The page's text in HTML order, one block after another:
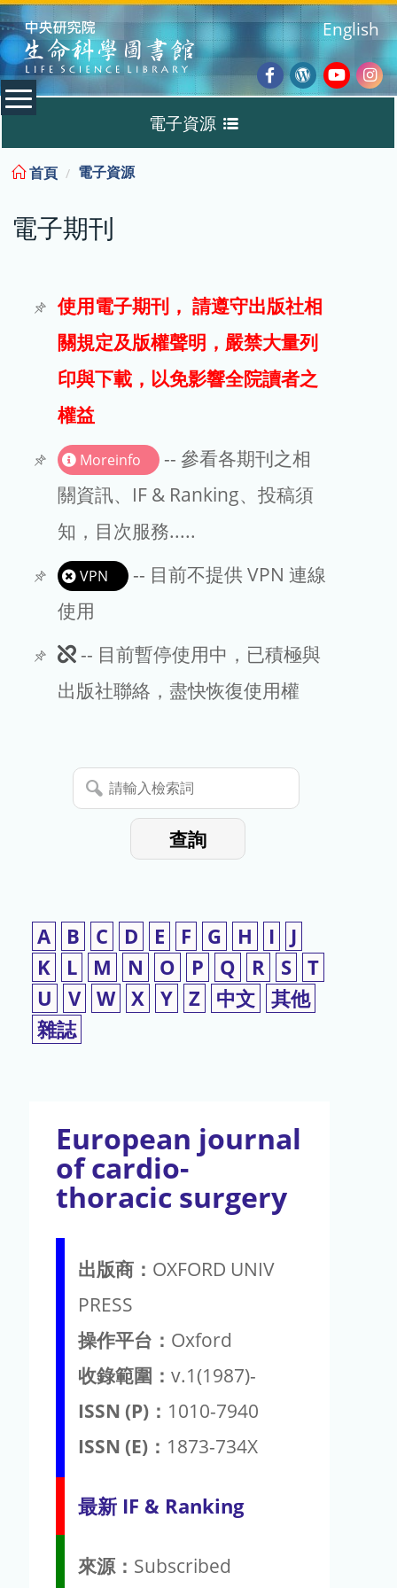
:::
Facebook
Wordpress
English
電子資源
電子期刊
試用
文章處理費
EndNote
首頁 電子資源
電子期刊
使用電子期刊， 請遵守出版社相
關規定及版權聲明，嚴禁大量列
印與下載，以免影響全院讀者之
權益
Moreinfo
-- 參看各期刊之相
關資訊、IF & Ranking、投稿須
知，目次服務.....
VPN
-- 目前不提供 VPN 連線
使用
此
期
暫
停
-- 目前暫停使用中，已積極與
出版社聯絡，盡快恢復使用權
請
輸
查詢
A B C D E F G H I
J
K
L M N O P Q R S T
U
V W X Y Z 中文 其他
雜誌
European journal
of cardio-
thoracic surgery
出版商： OXFORD UNIV
PRESS
操作平台： Oxford
收錄範圍： v.1(1987)-
ISSN (P)： 1010-7940
ISSN (E)： 1873-734X
最新 IF & Ranking
來源： Subscribed